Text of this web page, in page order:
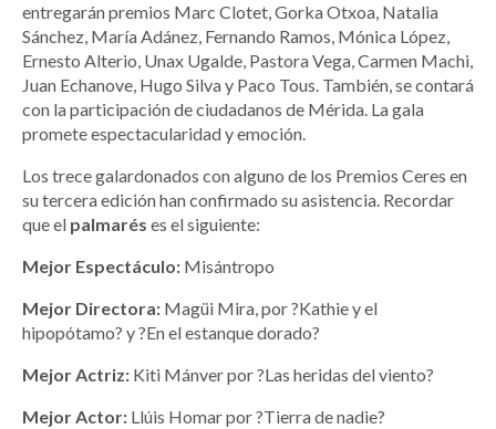
entregarán premios Marc Clotet, Gorka Otxoa, Natalia
Sánchez, María Adánez, Fernando Ramos, Mónica López,
Ernesto Alterio, Unax Ugalde, Pastora Vega, Carmen Machi,
Juan Echanove, Hugo Silva y Paco Tous. También, se contará
con la participación de ciudadanos de Mérida. La gala
promete espectacularidad y emoción.
Los trece galardonados con alguno de los Premios Ceres en
su tercera edición han confirmado su asistencia. Recordar
que el palmarés es el siguiente:
Mejor Espectáculo: Misántropo
Mejor Directora: Magüi Mira, por ?Kathie y el
hipopótamo? y ?En el estanque dorado?
Mejor Actriz: Kiti Mánver por ?Las heridas del viento?
Mejor Actor: Llúis Homar por ?Tierra de nadie?